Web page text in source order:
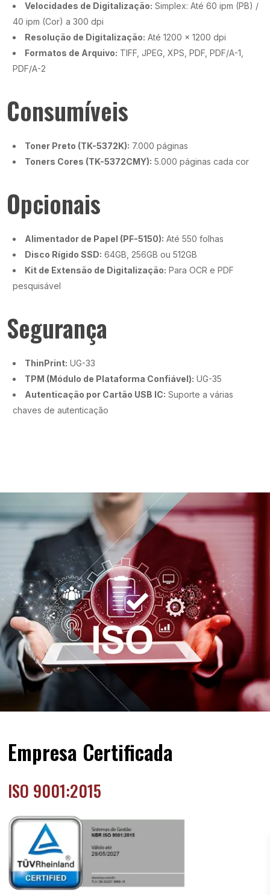
Velocidades de Digitalização: Simplex: Até 60 ipm (PB) /
40 ipm (Cor) a 300 dpi
Resolução de Digitalização: Até 1200 x 1200 dpi
Formatos de Arquivo: TIFF, JPEG, XPS, PDF, PDF/A-1,
PDF/A-2
Consumíveis
Toner Preto (TK-5372K): 7.000 páginas
Toners Cores (TK-5372CMY): 5.000 páginas cada cor
Opcionais
Alimentador de Papel (PF-5150): Até 550 folhas
Disco Rígido SSD: 64GB, 256GB ou 512GB
Kit de Extensão de Digitalização: Para OCR e PDF
pesquisável
Segurança
ThinPrint: UG-33
TPM (Módulo de Plataforma Confiável): UG-35
Autenticação por Cartão USB IC: Suporte a várias
chaves de autenticação
Empresa Certificada
ISO 9001:2015